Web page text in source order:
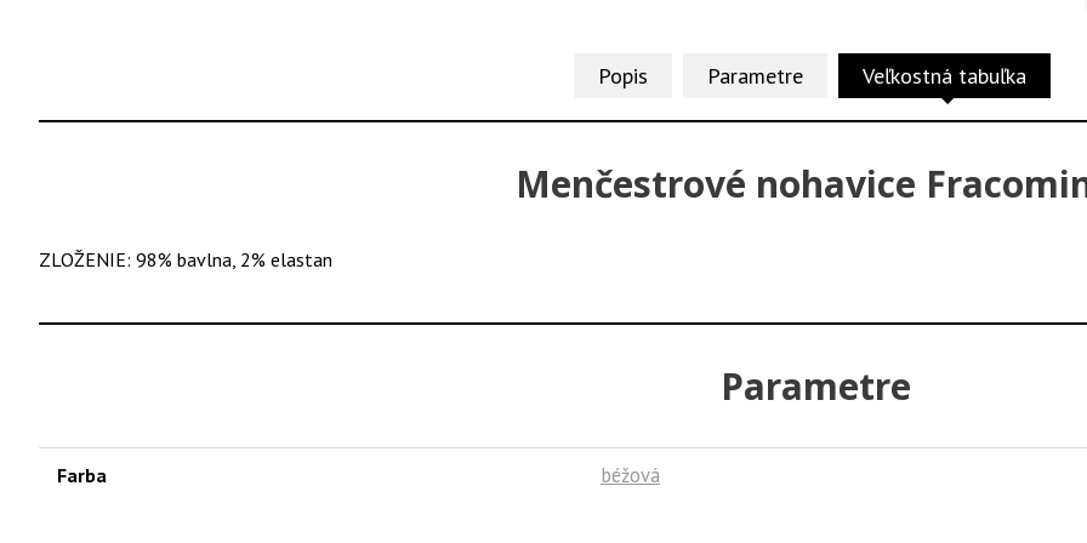
Popis Parametre Veľkostná tabuľka
Menčestrové nohavice
ZLOŽENIE: 98% bavlna, 2% elastan
Parametre
Farba béžová